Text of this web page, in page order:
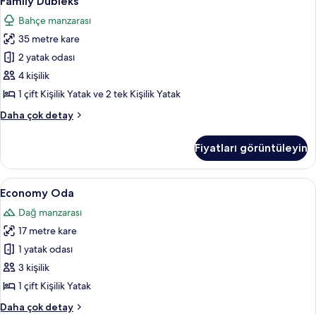
hakkında
daha
fazla
detay
Dubleks
için
tüm
fotoğrafları
görün
Bahçe manzarası
35 metre kare
2 yatak odası
4 kişilik
1 çift Kişilik Yatak ve 2 tek Kişilik Yatak
Daha çok detay
Family
fazla
detay
Fiyatları görüntüleyin
Economy
Oda
için
tüm
fotoğrafları
görün
Economy Oda | Kaliteli yatak takımı,
6
Economy Oda
Dağ manzarası
17 metre kare
1 yatak odası
3 kişilik
1 çift Kişilik Yatak
Daha çok detay
Economy